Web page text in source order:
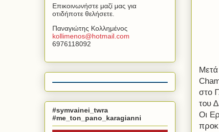
Μετά
στο
του
Οι
Επικοινωνήστε μαζί μας για
οτιδήποτε θελήσετε.
Παναγιώτης Κολλημένος
kollimenos@hotmail com
6976118092
#symvainei_twra
#me_ton_pano_karagianni